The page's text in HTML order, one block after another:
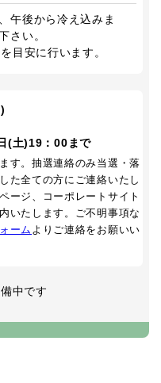
午後から冷え込みま
さい。
目安に行います。
(土)19：00まで
す。抽選連絡のみ当選・落
た全ての方にご連絡いたし
ージ、コーポレートサイト
いたします。ご不明事項な
ーム よりご連絡をお願いい
中です